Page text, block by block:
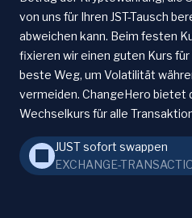
von uns für Ihren JST-Tausch
abweichen kann. Beim festen
fixieren wir einen guten Kurs
beste Weg, um Volatilität
vermeiden. ChangeHero bietet
Wechselkurs für alle
JUST sofort swappen
EXCHANGE-